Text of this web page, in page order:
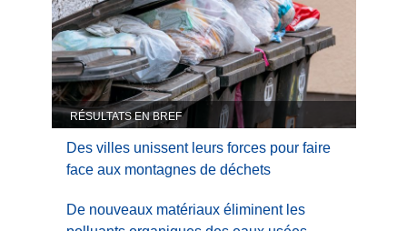
RÉSULTATS EN BREF
Des villes unissent leurs forces pour faire
face aux montagnes de déchets
De nouveaux matériaux éliminent les